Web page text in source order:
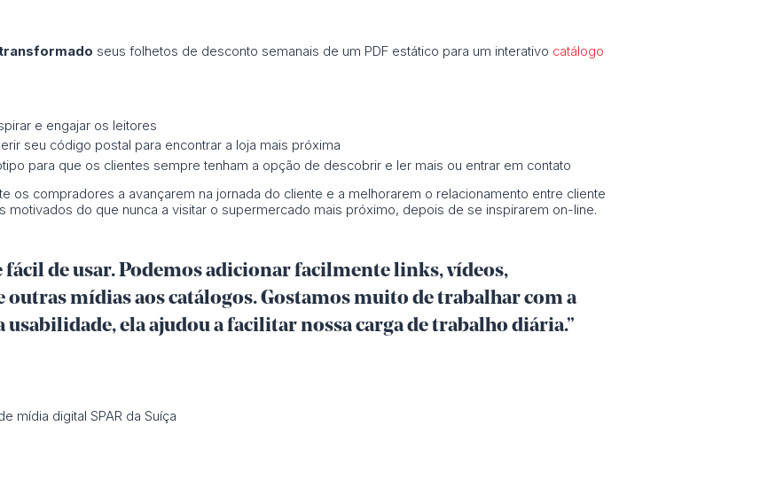
seus folhetos de desconto semanais de um PDF estático para um interativo catálogo
e engajar os leitores
seu código postal para encontrar a loja mais próxima
para que os clientes sempre tenham a opção de descobrir e ler mais ou entrar em contato
os compradores a avançarem na jornada do cliente e a melhorarem o relacionamento entre cliente
motivados do que nunca a visitar o supermercado mais próximo, depois de se inspirarem on-line.
fácil de usar. Podemos adicionar facilmente links, vídeos,
outras mídias aos catálogos. Gostamos muito de trabalhar com a
usabilidade, ela ajudou a facilitar nossa carga de trabalho diária.”
mídia digital SPAR da Suíça